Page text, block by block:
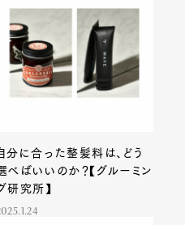
GourmetCars
Lifestyle
分に合った整髪料は、どう
べばいいのか？【グルーミン
研究所】